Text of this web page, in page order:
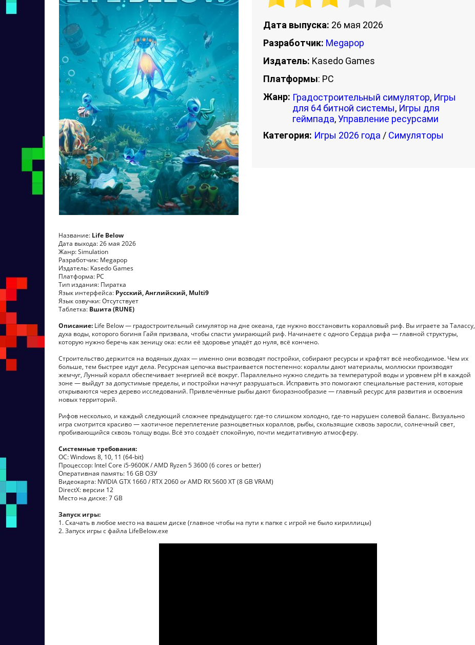
Дата выпуска: 26 мая 2026
Разработчик: Megapop
Издатель: Kasedo Games
Платформы: PC
Жанр: Градостроительный симулятор, Игры
для 64 битной системы, Игры для
геймпада,Управление ресурсами
Категория: Игры 2026 года / Симуляторы
Название: Life Below
Дата выхода: 26 мая 2026
Жанр: Simulation
Разработчик: Megapop
Издатель: Kasedo Games
Платформа: PC
Тип издания: Пиратка
Язык интерфейса: Русский, Английский, Multi9
Язык озвучки: Отсутствует
Таблетка: Вшита (RUNE)
Описание: Life Below — градостроительный симулятор на дне океана, где нужно восстановить коралловый риф. Вы играете за Таласcу,
духа воды, которого богиня Гайя призвала, чтобы спасти умирающий риф. Начинаете с одного Сердца рифа — главной структуры,
которую нужно беречь как зеницу ока: если её здоровье упадёт до нуля, всё кончено.
Строительство держится на водяных духах — именно они возводят постройки, собирают ресурсы и крафтят всё необходимое. Чем их
больше, тем быстрее идут дела. Ресурсная цепочка выстраивается постепенно: кораллы дают материалы, моллюски производят
жемчуг, Лунный коралл обеспечивает энергией всё вокруг. Параллельно нужно следить за температурой воды и уровнем pH в каждой
зоне — выйдут за допустимые пределы, и постройки начнут разрушаться. Исправить это помогают специальные растения, которые
открываются через дерево исследований. Привлечённые рыбы дают биоразнообразие — главный ресурс для развития и освоения
новых территорий.
Рифов несколько, и каждый следующий сложнее предыдущего: где-то слишком холодно, где-то нарушен солевой баланс. Визуально
игра смотрится красиво — хаотичное переплетение разноцветных кораллов, рыбы, скользящие сквозь заросли, солнечный свет,
пробивающийся сквозь толщу воды. Всё это создаёт спокойную, почти медитативную атмосферу.
Системные требования:
ОС: Windows 8, 10, 11 (64-bit)
Процессор: Intel Core i5-9600K / AMD Ryzen 5 3600 (6 cores or better)
Оперативная память: 16 GB ОЗУ
Видеокарта: NVIDIA GTX 1660 / RTX 2060 or AMD RX 5600 XT (8 GB VRAM)
DirectX: версии 12
Место на диске: 7 GB
Запуск игры:
1. Скачать в любое место на вашем диске (главное чтобы на пути к папке с игрой не было кириллицы)
2. Запуск игры с файла LifeBelow.exe